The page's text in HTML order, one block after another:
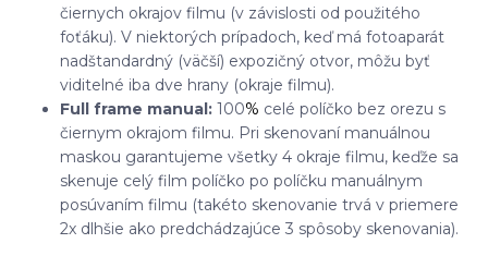
čiernych okrajov filmu (v závislosti od použitého
foťáku). V niektorých prípadoch, keď má fotoaparát
nadštandardný (väčší) expozičný otvor, môžu byť
viditelné iba dve hrany (okraje filmu).
Full frame manual: 100% celé políčko bez orezu s
čiernym okrajom filmu. Pri skenovaní manuálnou
maskou garantujeme všetky 4 okraje filmu, keďže sa
skenuje celý film políčko po políčku manuálnym
posúvaním filmu (takéto skenovanie trvá v priemere
2x dlhšie ako predchádzajúce 3 spôsoby skenovania).